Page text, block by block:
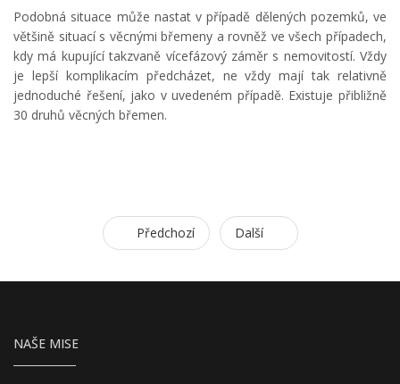
Podobná situace může nastat v případě dělených pozemků, ve
většině situací s věcnými břemeny a rovněž ve všech případech,
kdy má kupující takzvaně vícefázový záměr s nemovitostí. Vždy
je lepší komplikacím předcházet, ne vždy mají tak relativně
jednoduché řešení, jako v uvedeném případě. Existuje přibližně
30 druhů věcných břemen.
Předchozí Další
NAŠE MISE